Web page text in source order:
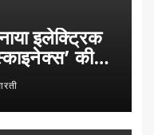
इलेक्ट्रिक
की